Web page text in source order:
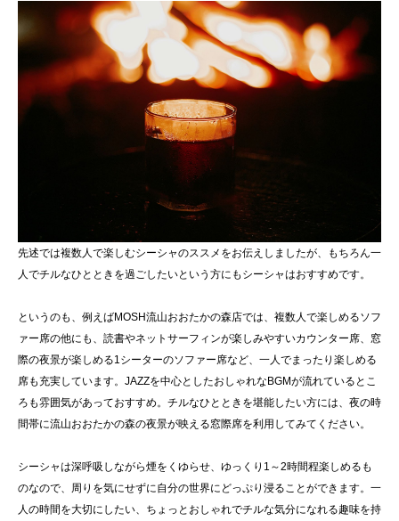
先述では複数人で楽しむシーシャのススメをお伝えしましたが、もちろん一
人でチルなひとときを過ごしたいという方にもシーシャはおすすめです。
というのも、例えばMOSH流山おおたかの森店では、複数人で楽しめるソフ
ァー席の他にも、読書やネットサーフィンが楽しみやすいカウンター席、窓
際の夜景が楽しめる1シーターのソファー席など、一人でまったり楽しめる
席も充実しています。JAZZを中心としたおしゃれなBGMが流れているとこ
ろも雰囲気があっておすすめ。チルなひとときを堪能したい方には、夜の時
間帯に流山おおたかの森の夜景が映える窓際席を利用してみてください。
シーシャは深呼吸しながら煙をくゆらせ、ゆっくり1～2時間程楽しめるも
のなので、周りを気にせずに自分の世界にどっぷり浸ることができます。一
人の時間を大切にしたい、ちょっとおしゃれでチルな気分になれる趣味を持